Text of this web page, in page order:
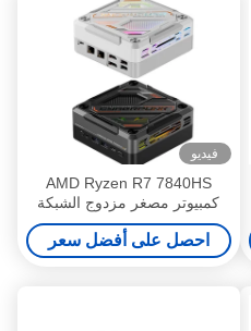
فيديو
AMD Ryzen R7 7840HS
كمبيوتر مصغر مزدوج الشبكة
اللاسلكية DDR5 64GB لعبة
كمبيوتر مصغر مع الضوء
احصل على أفضل سعر